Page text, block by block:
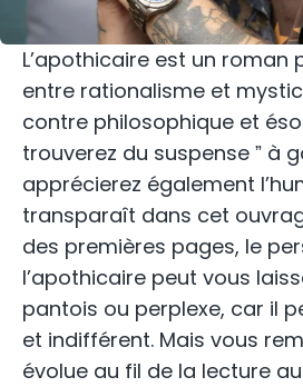
L’apothicaire est un roman
entre rationalisme et
contre philosophique et
trouverez du suspense ˮ à
apprécierez également
transparaît dans cet
des premières pages, le
l’apothicaire peut vous
pantois ou perplexe, car il
et indifférent. Mais vous
évolue au fil de la lecture